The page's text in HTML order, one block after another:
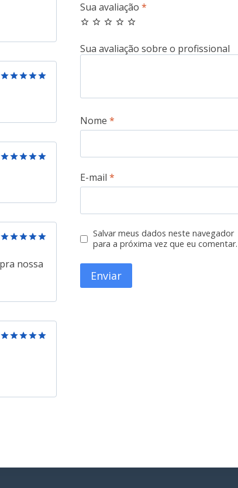
nossa
Sua avaliação *
Nome *
E-mail *
Salvar meus dados neste navegador
para a próxima vez que eu comentar.